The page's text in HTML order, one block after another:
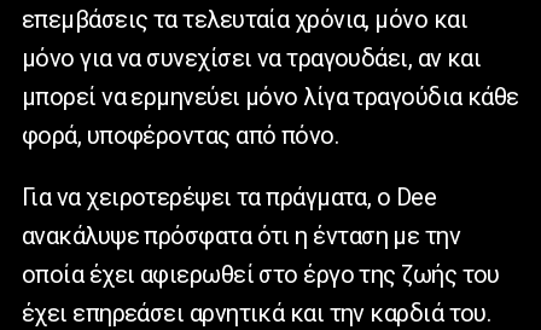
επεμβάσεις τα τελευταία χρόνια, μόνο και
μόνο για να συνεχίσει να τραγουδάει, αν και
μπορεί να ερμηνεύει μόνο λίγα τραγούδια κάθε
φορά, υποφέροντας από πόνο.
Για να χειροτερέψει τα πράγματα, ο Dee
ανακάλυψε πρόσφατα ότι η ένταση με την
οποία έχει αφιερωθεί στο έργο της ζωής του
έχει επηρεάσει αρνητικά και την καρδιά του.